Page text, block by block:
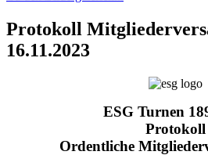
Protokoll
16.11.2023
ESG Turnen
Protokoll
Ordentliche